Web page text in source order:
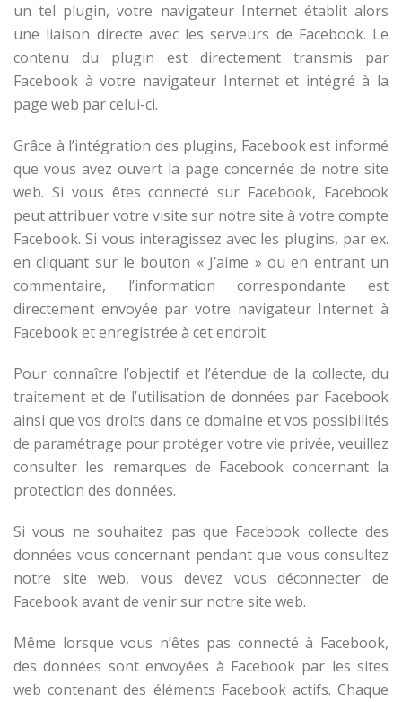
un tel plugin, votre navigateur Internet établit alors
une liaison directe avec les serveurs de Facebook. Le
contenu du plugin est directement transmis par
Facebook à votre navigateur Internet et intégré à la
page web par celui-ci.
Grâce à l’intégration des plugins, Facebook est informé
que vous avez ouvert la page concernée de notre site
web. Si vous êtes connecté sur Facebook, Facebook
peut attribuer votre visite sur notre site à votre compte
Facebook. Si vous interagissez avec les plugins, par ex.
en cliquant sur le bouton « J’aime » ou en entrant un
commentaire, l’information correspondante est
directement envoyée par votre navigateur Internet à
Facebook et enregistrée à cet endroit.
Pour connaître l’objectif et l’étendue de la collecte, du
traitement et de l’utilisation de données par Facebook
ainsi que vos droits dans ce domaine et vos possibilités
de paramétrage pour protéger votre vie privée, veuillez
consulter les remarques de Facebook concernant la
protection des données.
Si vous ne souhaitez pas que Facebook collecte des
données vous concernant pendant que vous consultez
notre site web, vous devez vous déconnecter de
Facebook avant de venir sur notre site web.
Même lorsque vous n’êtes pas connecté à Facebook,
des données sont envoyées à Facebook par les sites
web contenant des éléments Facebook actifs. Chaque